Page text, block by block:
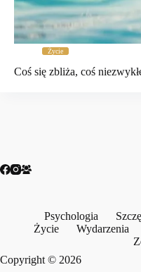
Życie
Coś się zbliża, coś
Psychologia
Życie
Wydarzenia
Copyright © 2026